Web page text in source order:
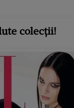
colecții!